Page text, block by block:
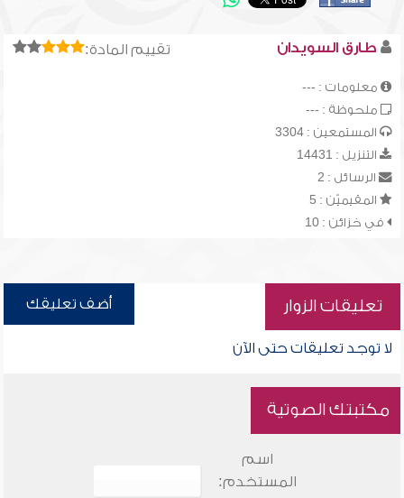
تقييم المادة: طارق السويدان
معلومات : ---
ملحوظة : ---
المستمعين : 3304
التنزيل : 14431
الرسائل : 2
المقيميّن : 5
في خزائن : 10
تعليقات الزوار أضف تعليقك
لا توجد تعليقات حتى الآن
مكتبتك الصوتية
اسم
المستخدم: